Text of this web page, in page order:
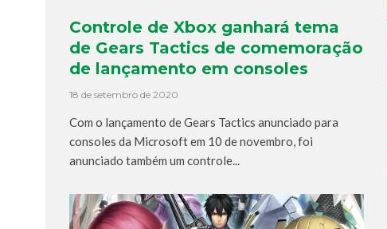
Controle de Xbox ganhará tema
de Gears Tactics de comemoração
de lançamento em consoles
18 de setembro de 2020
Com o lançamento de Gears Tactics anunciado para
consoles da Microsoft em 10 de novembro, foi
anunciado também um controle...